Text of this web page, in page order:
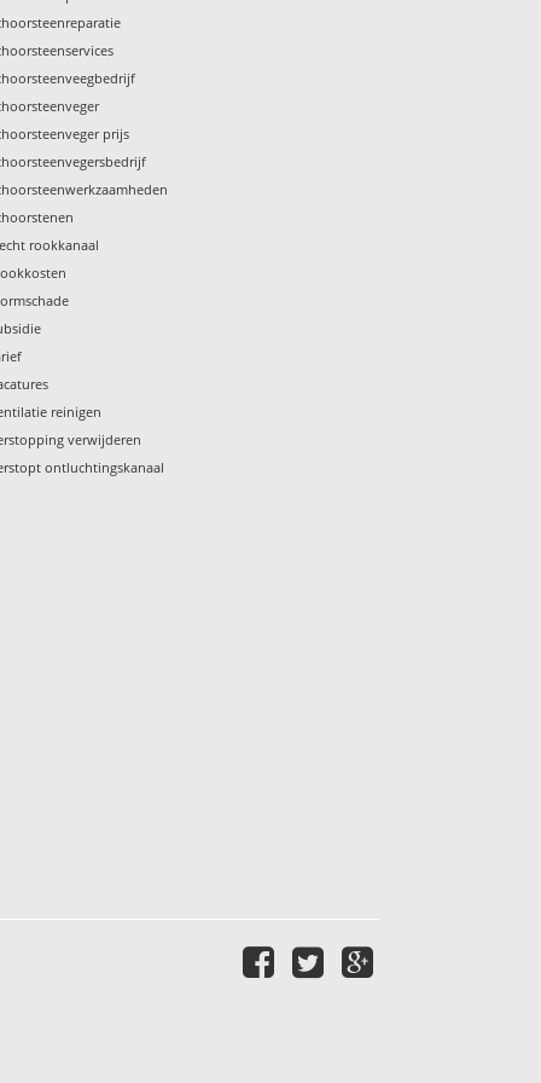
prijs
rookkanaal
reinigen
verwijderen
ontluchtingskanaal